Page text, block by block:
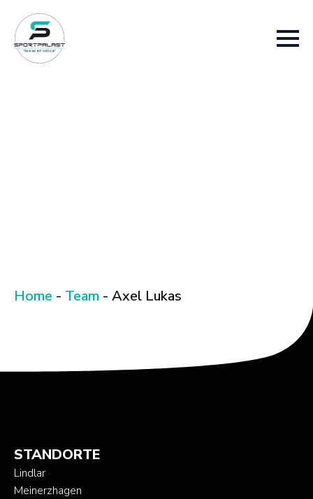
Home - Team - Axel Lukas
STANDORTE
Lindlar
Meinerzhagen